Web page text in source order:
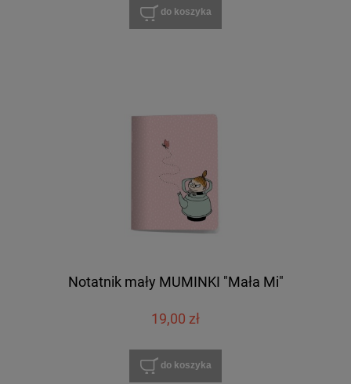
do koszyka
Notatnik mały MUMINKI "Mała Mi"
19,00 zł
do koszyka